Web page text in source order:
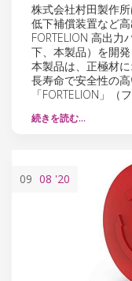
株式会社村田製作
低下補償装置など
FORTELION 高出
下、本製品）を開
本製品は、正極材
長寿命で安全性の
「FORTELION」（
続きを読む…
09 08 '20